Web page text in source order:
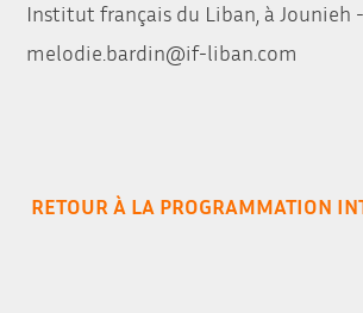
Institut français du Liban, à Jounieh -
melodie.bardin@if-liban.com
RETOUR À LA PROGRAMMATION